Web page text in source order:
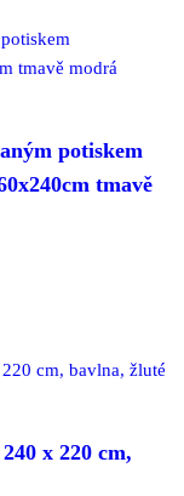
potiskem
tmavě
x 220 cm,